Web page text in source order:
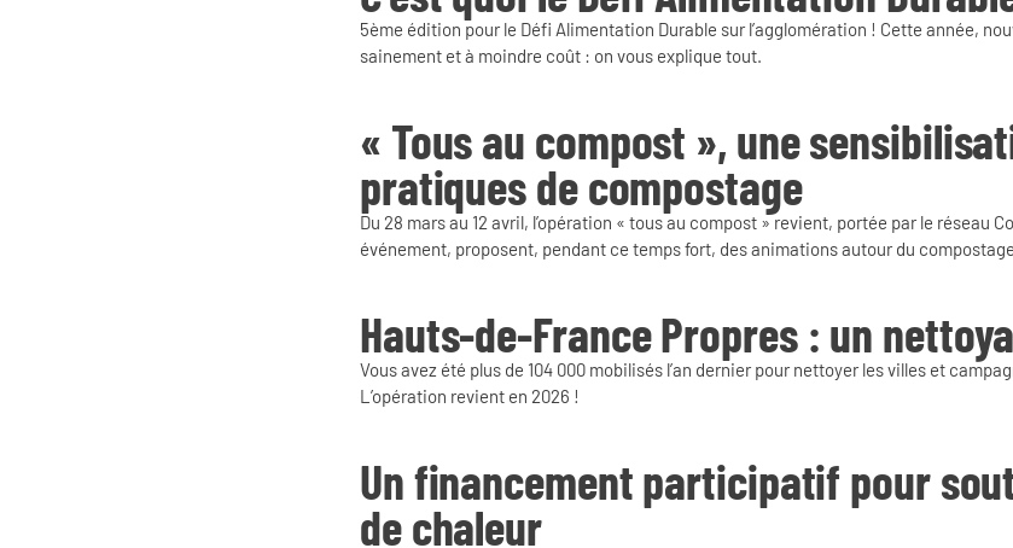
5ème édition pour le Défi Alimentation Durable sur l’agglomération ! Cette année,
sainement et à moindre coût : on vous explique tout.
« Tous au compost », une
pratiques de compostage
Du 28 mars au 12 avril, l’opération « tous au compost » revient, portée par le réseau
événement, proposent, pendant ce temps fort, des animations autour du compostage.
Hauts-de-France Propres : un
Vous avez été plus de 104 000 mobilisés l’an dernier pour nettoyer les villes et
L’opération revient en 2026 !
Un financement participatif pour
de chaleur